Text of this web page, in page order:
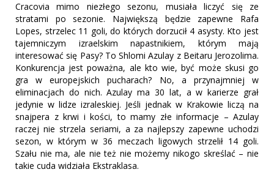
Cracovia mimo niezłego sezonu, musiała liczyć się ze
stratami po sezonie. Największą będzie zapewne Rafa
Lopes, strzelec 11 goli, do których dorzucił 4 asysty. Kto jest
tajemniczym izraelskim napastnikiem, którym mają
interesować się Pasy? To Shlomi Azulay z Beitaru Jerozolima.
Konkurencja jest poważna, ale kto wie, być może skusi go
gra w europejskich pucharach? No, a przynajmniej w
eliminacjach do nich. Azulay ma 30 lat, a w karierze grał
jedynie w lidze izraleskiej. Jeśli jednak w Krakowie liczą na
snajpera z krwi i kości, to mamy złe informacje – Azulay
raczej nie strzela seriami, a za najlepszy zapewne uchodzi
sezon, w którym w 36 meczach ligowych strzelił 14 goli.
Szału nie ma, ale nie też nie możemy nikogo skreślać – nie
takie cuda widziała Ekstraklasa.